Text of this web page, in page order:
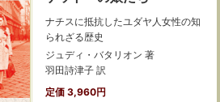
ナチスに抵抗したユダヤ人女性の知
られざる歴史
ジュディ・バタリオン 著
羽田詩津子 訳
定価 3,960円